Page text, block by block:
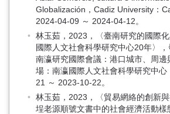
Globalización，Cadiz University：
2024-04-09 ～ 2024-04-12。
林玉茹，2023，〈臺南研究的國際
國際人文社會科學研究中心20年〉
南瀛研究國際會議：港口城市、周邊
場：南瀛國際人文社會科學研究中心
21 ～ 2023-10-22。
林玉茹，2023，〈貿易網絡的創新
埕老源順號文書中的社會經濟活動樣